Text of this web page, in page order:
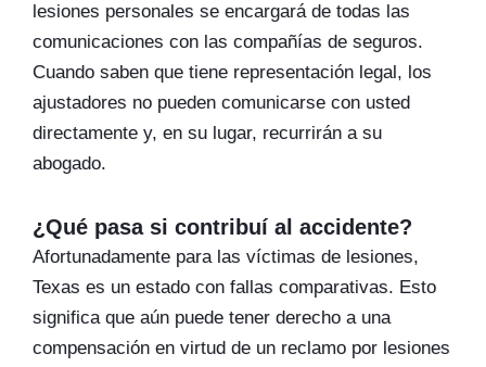
lesiones personales se encargará de todas las
comunicaciones con las compañías de seguros.
Cuando saben que tiene representación legal, los
ajustadores no pueden comunicarse con usted
directamente y, en su lugar, recurrirán a su
abogado.
¿Qué pasa si contribuí al accidente?
Afortunadamente para las víctimas de lesiones,
Texas es un estado con fallas comparativas. Esto
significa que aún puede tener derecho a una
compensación en virtud de un reclamo por lesiones